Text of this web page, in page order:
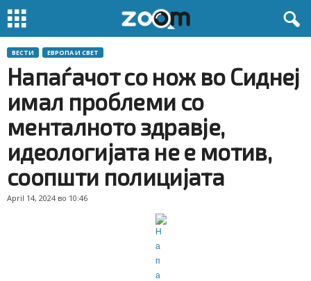
ВЕСТИ ЕВРОПА И СВЕТ
Напаѓачот со нож во Сиднеј
имал проблеми со
менталното здравје,
идеологијата не е мотив,
соопшти полицијата
April 14, 2024 во 10:46